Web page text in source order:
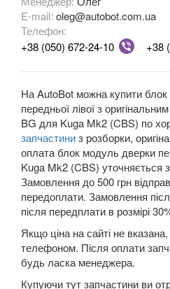
Galaxy Mk2 (VX, VY, WGR)
Galaxy Mk3 (CA1, WA6)
KA Mk2 (RU8)
KA Mk3
KA+
KA+ Active
Kuga Mk1 (CBV)
Kuga Mk2 (CBS)
Mondeo Mk3 (B5Y, BWY,
E-mail: oleg@autobot.com.ua
Телефон:
+38 (050) 672-24-10
+38
На AutoBot можна купити
передньої лівої з
BG для Kuga Mk2 (CBS) по
запчастиниз розборки,
оплата блок модуль дверки
Kuga Mk2 (CBS) уточняється
Замовлення до 500 грн
передоплати. Замовлення
після передплати в розмірі
Якщо ціна на сайті не
телефоном. Після оплати
будь ласка менеджера.
Купуючи тут запчастини ви